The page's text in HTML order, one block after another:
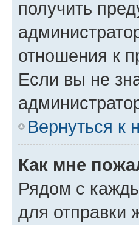
получить
отношения к
Если вы не
Вернуться к
Как мне
Рядом с
для отправки